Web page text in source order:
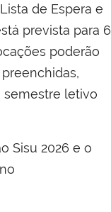
de Espera e
prevista para 6
poderão
semestre letivo
Sisu 2026 e o